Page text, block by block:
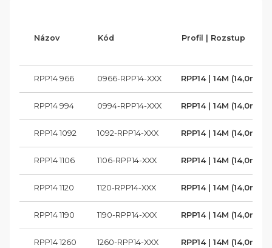
Názov Kód Profil | Rozstup
RPP14 966 0966-RPP14-XXX RPP14 | 14M (14,0mm)
RPP14 994 0994-RPP14-XXX RPP14 | 14M (14,0mm)
RPP14 1092 1092-RPP14-XXX RPP14 | 14M (14,0mm)
RPP14 1106 1106-RPP14-XXX RPP14 | 14M (14,0mm)
RPP14 1120 1120-RPP14-XXX RPP14 | 14M (14,0mm)
RPP14 1190 1190-RPP14-XXX RPP14 | 14M (14,0mm)
RPP14 1260 1260-RPP14-XXX RPP14 | 14M (14,0mm)